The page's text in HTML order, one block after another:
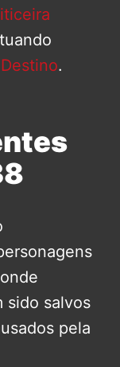
.
sido salvos
pela